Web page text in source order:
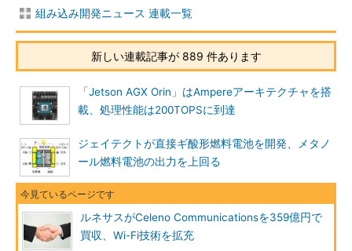
組み込み開発ニュース 連載一覧
新しい連載記事が 889 件あります
「Jetson AGX Orin」はAmpereアーキテクチャを搭
載、処理性能は200TOPSに到達
ジェイテクトが直接ギ酸形燃料電池を開発、メタノ
ール燃料電池の出力を上回る
ルネサスがCeleno Communicationsを359億円で
買収、Wi-Fi技術を拡充